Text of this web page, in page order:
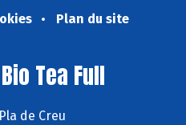
Plan du site
Tea Full
de Creu